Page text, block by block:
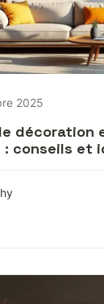
2025
décoration
: conseils et